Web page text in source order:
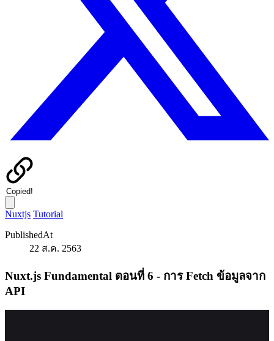
Copied!
Nuxtjs Tutorial
PublishedAt
22 ส.ค. 2563
Nuxt.js Fundamental ตอนที่ 6 - การ Fetch ข้อมูลจาก
API